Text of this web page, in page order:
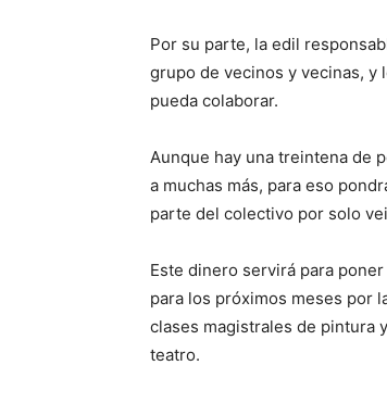
Por su parte, la edil
grupo de vecinos y vecinas, y
pueda colaborar.
Aunque hay una treintena de
a muchas más, para eso
parte del colectivo por solo
Este dinero servirá para
para los próximos meses por
clases magistrales de pintura
teatro.